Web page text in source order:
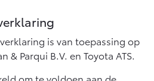
Vanaf € 27.195,-
is van toepassing op
& Parqui B.V. en Toyota ATS.